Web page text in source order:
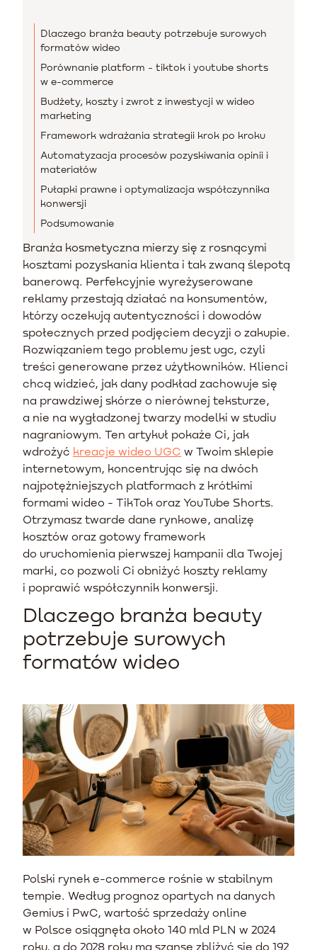
Dlaczego branża beauty potrzebuje surowych
formatów wideo
Porównanie platform - tiktok i youtube shorts
w e-commerce
Budżety, koszty i zwrot z inwestycji w wideo
marketing
Framework wdrażania strategii krok po kroku
Automatyzacja procesów pozyskiwania opinii i
materiałów
Pułapki prawne i optymalizacja współczynnika
konwersji
Podsumowanie
Branża kosmetyczna mierzy się z rosnącymi
kosztami pozyskania klienta i tak zwaną ślepotą
banerową. Perfekcyjnie wyreżyserowane
reklamy przestają działać na konsumentów,
którzy oczekują autentyczności i dowodów
społecznych przed podjęciem decyzji o zakupie.
Rozwiązaniem tego problemu jest ugc, czyli
treści generowane przez użytkowników. Klienci
chcą widzieć, jak dany podkład zachowuje się
na prawdziwej skórze o nierównej teksturze,
a nie na wygładzonej twarzy modelki w studiu
nagraniowym. Ten artykuł pokaże Ci, jak
wdrożyć kreacje wideo UGC w Twoim sklepie
internetowym, koncentrując się na dwóch
najpotężniejszych platformach z krótkimi
formami wideo - TikTok oraz YouTube Shorts.
Otrzymasz twarde dane rynkowe, analizę
kosztów oraz gotowy framework
do uruchomienia pierwszej kampanii dla Twojej
marki, co pozwoli Ci obniżyć koszty reklamy
i poprawić współczynnik konwersji.
Dlaczego branża beauty
potrzebuje surowych
formatów wideo
Polski rynek e-commerce rośnie w stabilnym
tempie. Według prognoz opartych na danych
Gemius i PwC, wartość sprzedaży online
w Polsce osiągnęła około 140 mld PLN w 2024
roku, a do 2028 roku ma szansę zbliżyć się do 192